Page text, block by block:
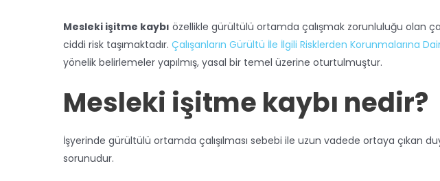
Mesleki işitme kaybı özellikle gürültülü ortamda çalışmak zorunluluğu olan
ciddi risk taşımaktadır. Çalışanların Gürültü İle İlgili Risklerden Korunmalarına
yönelik belirlemeler yapılmış, yasal bir temel üzerine oturtulmuştur.
Mesleki işitme kaybı nedir?
İşyerinde gürültülü ortamda çalışılması sebebi ile uzun vadede ortaya çıkan
sorunudur.